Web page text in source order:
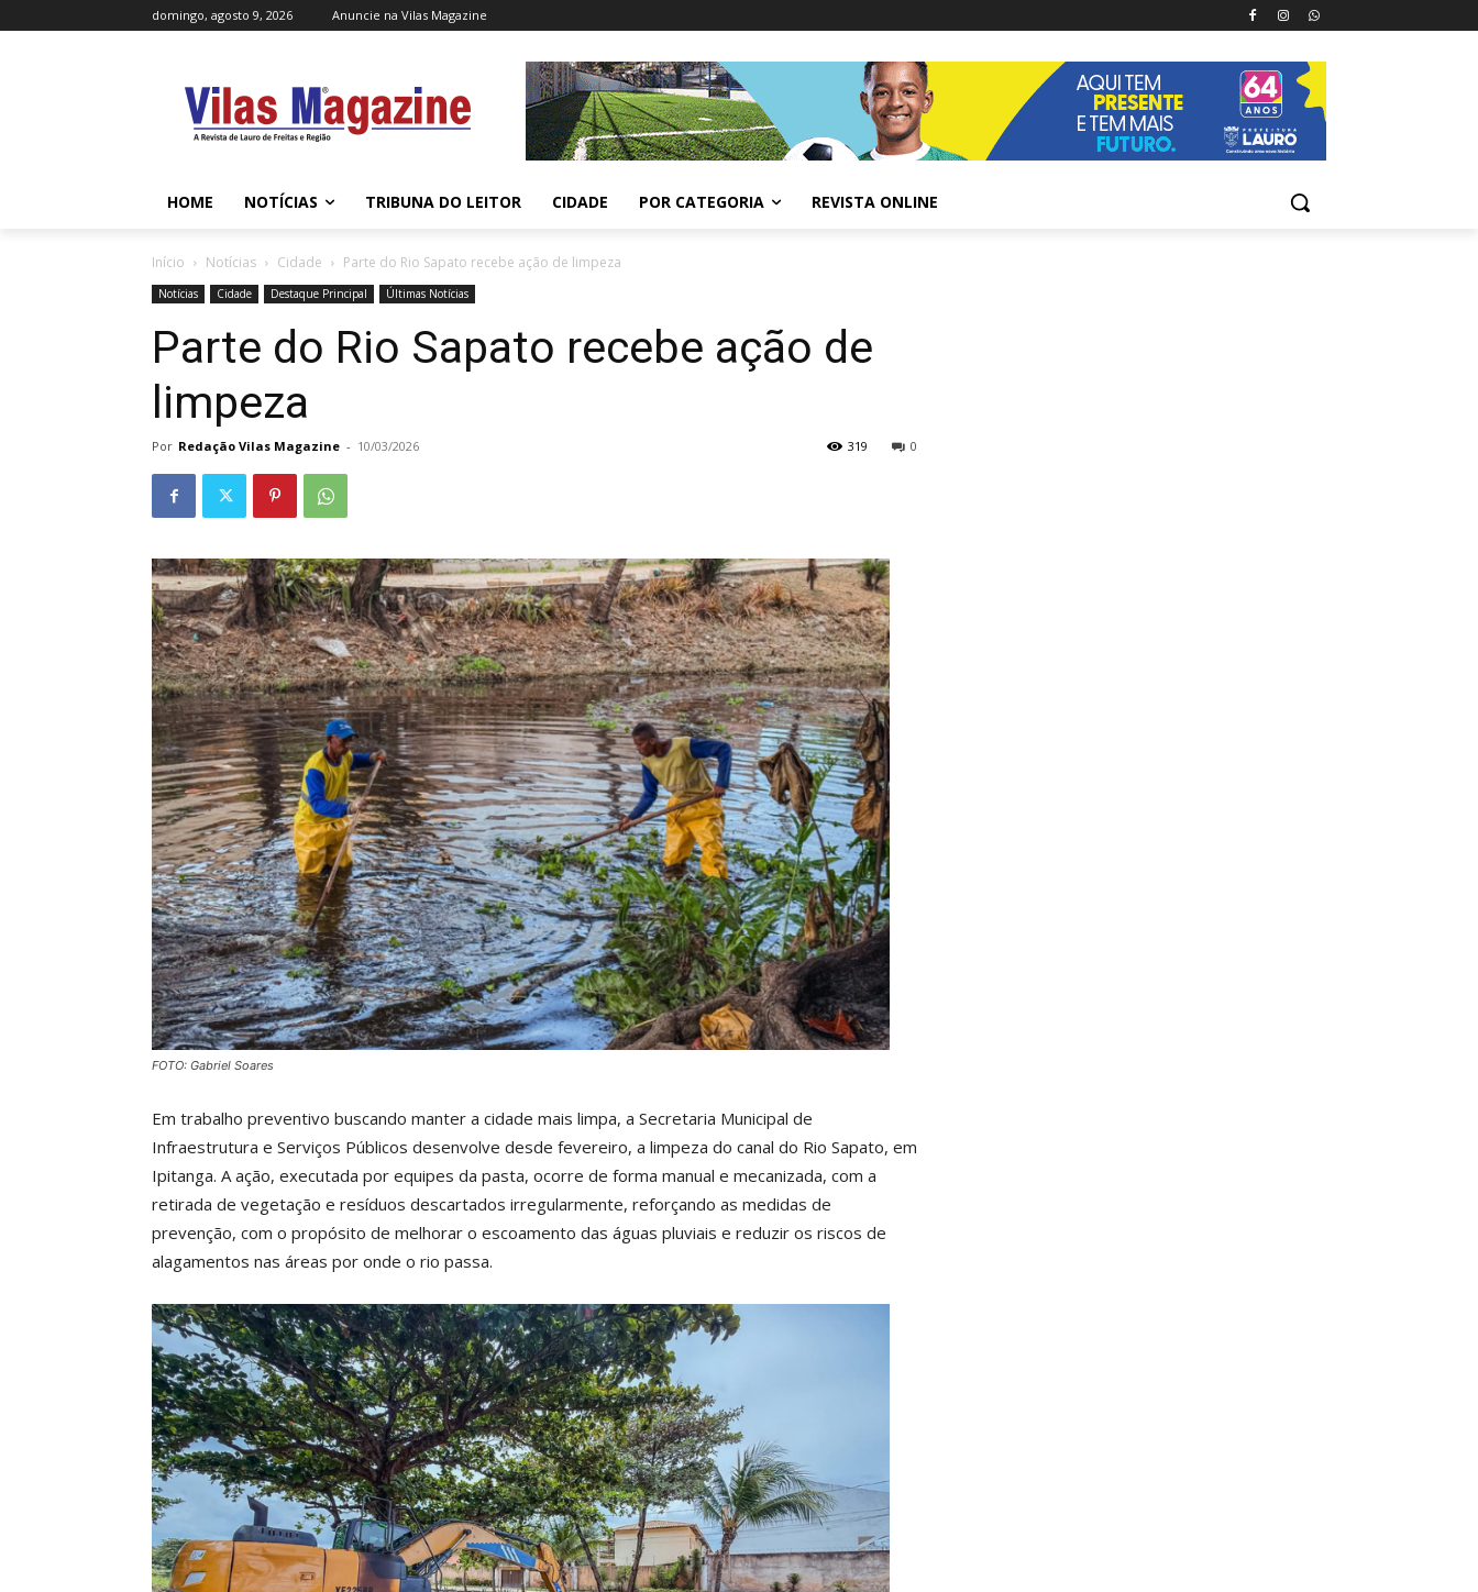
domingo, agosto 9, 2026 Anuncie na Vilas Magazine
HOME NOTÍCIAS TRIBUNA DO LEITOR CIDADE POR CATEGORIA REVISTA ONLINE
Início Notícias Cidade Parte do Rio Sapato recebe ação de limpeza
Notícias Cidade Destaque Principal Últimas Notícias
Parte do Rio Sapato recebe ação de
limpeza
Por Redação Vilas Magazine - 10/03/2026 0
319
FOTO: Gabriel Soares
Em trabalho preventivo buscando manter a cidade mais limpa, a Secretaria Municipal de
Infraestrutura e Serviços Públicos desenvolve desde fevereiro, a limpeza do canal do Rio Sapato, em
Ipitanga. A ação, executada por equipes da pasta, ocorre de forma manual e mecanizada, com a
retirada de vegetação e resíduos descartados irregularmente, reforçando as medidas de
prevenção, com o propósito de melhorar o escoamento das águas pluviais e reduzir os riscos de
alagamentos nas áreas por onde o rio passa.